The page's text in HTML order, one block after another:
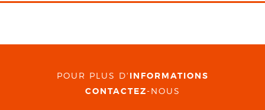
POUR PLUS D' INFORMATIONS
CONTACTEZ-NOUS